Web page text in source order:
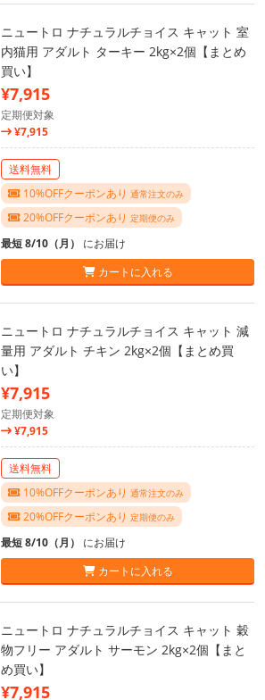
ニュートロ ナチュラルチョイス キャット 室
内猫用 アダルト ターキー 2kg×2個【まとめ
買い】
¥7,915
定期便対象
¥7,915
送料無料
10%OFFクーポンあり 通常注文のみ
20%OFFクーポンあり 定期便のみ
最短 8/10（月） にお届け
カートに入れる
ニュートロ ナチュラルチョイス キャット 減
量用 アダルト チキン 2kg×2個【まとめ買
い】
¥7,915
定期便対象
¥7,915
送料無料
10%OFFクーポンあり 通常注文のみ
20%OFFクーポンあり 定期便のみ
最短 8/10（月） にお届け
カートに入れる
ニュートロ ナチュラルチョイス キャット 穀
物フリー アダルト サーモン 2kg×2個【まと
め買い】
¥7,915